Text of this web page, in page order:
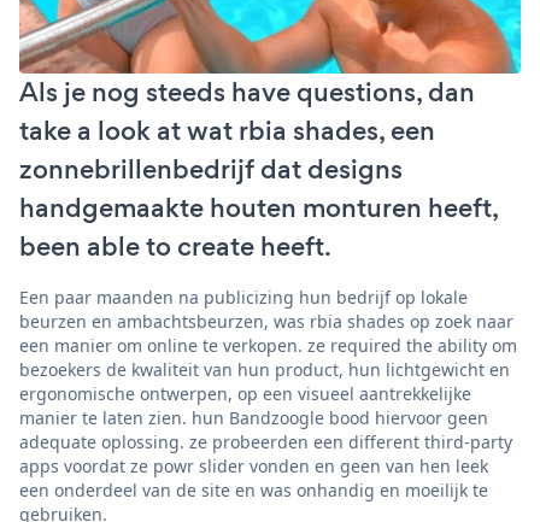
Als je nog steeds have questions, dan
take a look at wat rbia shades, een
zonnebrillenbedrijf dat designs
handgemaakte houten monturen heeft,
been able to create heeft.
Een paar maanden na publicizing hun bedrijf op lokale
beurzen en ambachtsbeurzen, was rbia shades op zoek naar
een manier om online te verkopen. ze required the ability om
bezoekers de kwaliteit van hun product, hun lichtgewicht en
ergonomische ontwerpen, op een visueel aantrekkelijke
manier te laten zien. hun Bandzoogle bood hiervoor geen
adequate oplossing. ze probeerden een different third-party
apps voordat ze powr slider vonden en geen van hen leek
een onderdeel van de site en was onhandig en moeilijk te
gebruiken.